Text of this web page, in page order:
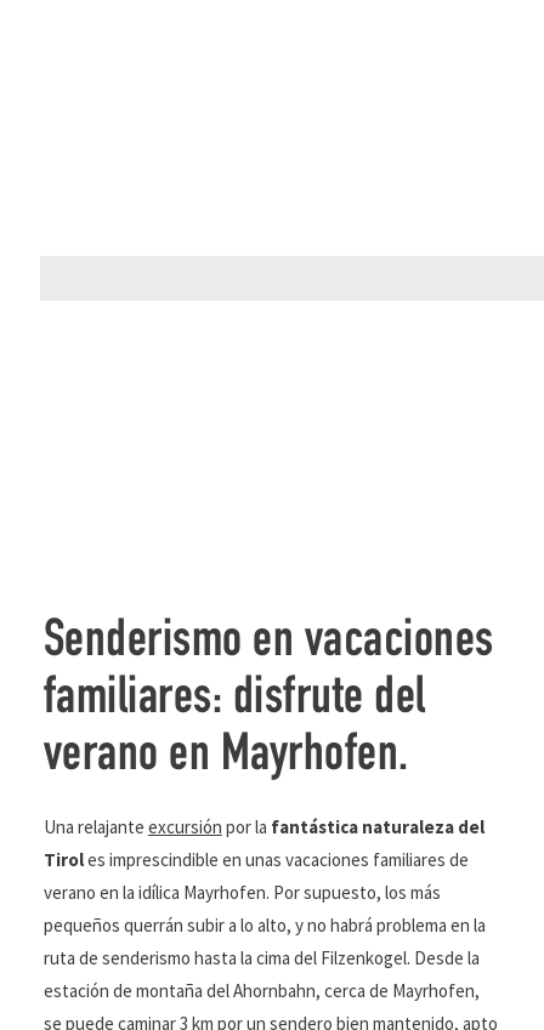
Senderismo en vacaciones
familiares: disfrute del
verano en Mayrhofen.
Una relajante excursión por la fantástica naturaleza del
Tiroles imprescindible en unas vacaciones familiares de
verano en la idílica Mayrhofen. Por supuesto, los más
pequeños querrán subir a lo alto, y no habrá problema en la
ruta de senderismo hasta la cima del Filzenkogel. Desde la
estación de montaña del Ahornbahn, cerca de Mayrhofen,
se puede caminar 3 km por un sendero bien mantenido, apto